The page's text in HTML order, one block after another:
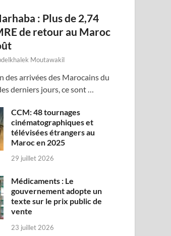
: Plus de 2,74
de retour au Maroc
Moutawakil
des arrivées des Marocains du
derniers jours, ce sont …
CCM: 48 tournages
cinématographiques et
télévisées étrangers au
Maroc en 2025
29 juillet 2026
Médicaments : Le
gouvernement adopte un
texte sur le prix public de
vente
23 juillet 2026